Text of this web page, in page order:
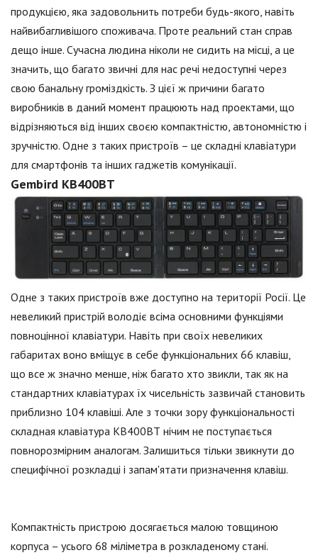
продукцією, яка задовольнить потреби будь-якого, навіть
найвибагливішого споживача. Проте реальний стан справ
дещо інше. Сучасна людина ніколи не сидить на місці, а це
значить, що багато звичні для нас речі недоступні через
свою банальну громіздкість. З цієї ж причини багато
виробників в даний момент працюють над проектами, що
відрізняються від інших своєю компактністю, автономністю і
зручністю. Одне з таких пристроїв – це складні клавіатури
для смартфонів та інших гаджетів комунікації.
Gembird КВ400ВТ
Одне з таких пристроїв вже доступно на території Росії. Це
невеликий пристрій володіє всіма основними функціями
повноцінної клавіатури. Навіть при своїх невеликих
габаритах воно вміщує в себе функціональних 66 клавіш,
що все ж значно менше, ніж багато хто звикли, так як на
стандартних клавіатурах їх чисельність зазвичай становить
приблизно 104 клавіші. Але з точки зору функціональності
складная клавіатура КВ400ВТ нічим не поступається
повнорозмірним аналогам. Залишиться тільки звикнути до
специфічної розкладці і запам'ятати призначення клавіш.
Компактність пристрою досягається малою товщиною
корпуса – усього 68 міліметра в розкладеному стані.